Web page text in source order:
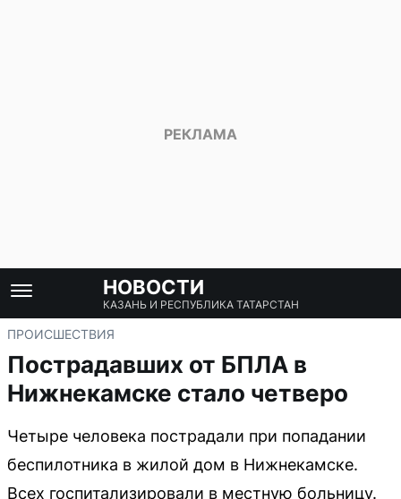
НОВОСТИ
КАЗАНЬ И РЕСПУБЛИКА ТАТАРСТАН
ПРОИСШЕСТВИЯ
Пострадавших от БПЛА в
Нижнекамске стало четверо
Четыре человека пострадали при попадании
беспилотника в жилой дом в Нижнекамске.
Всех госпитализировали в местную больницу.